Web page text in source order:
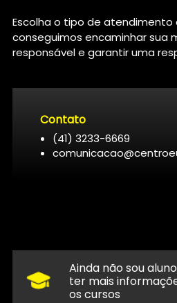
Escolha o tipo de atendimento
conseguimos encaminhar sua
responsável e garantir uma
Contato
(41) 3233-6669
Ainda não sou
ter mais
os cursos